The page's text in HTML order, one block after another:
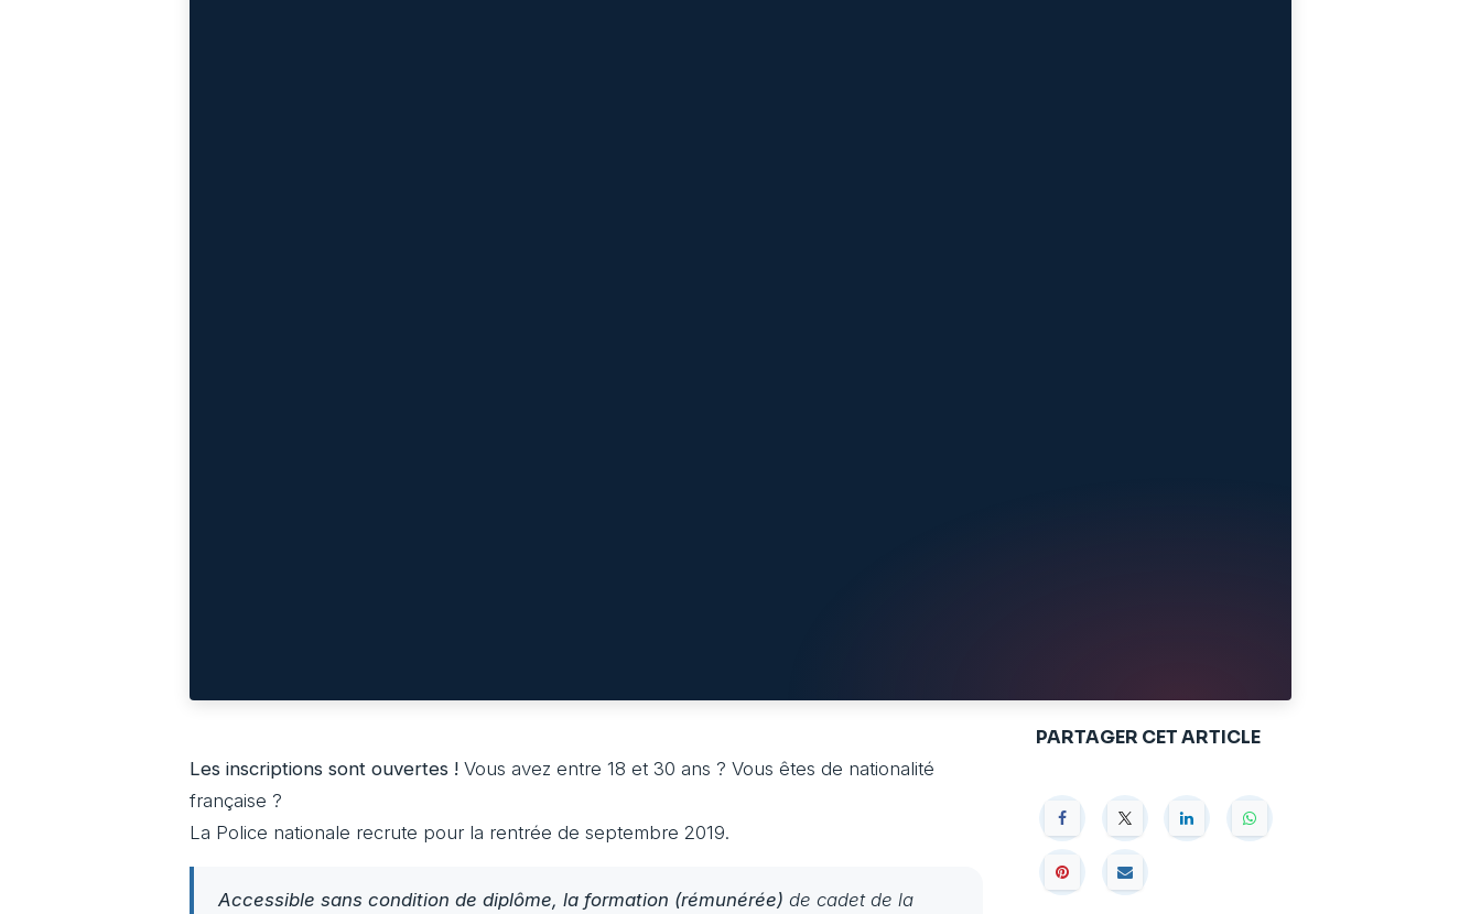
Les inscriptions sont ouvertes ! Vous avez entre 18 et 30 ans ? Vous êtes de nationalité
française ?
La Police nationale recrute pour la rentrée de septembre 2019.
Accessible sans condition de diplôme, la formation (rémunérée) de cadet de la
PARTAGER CET ARTICLE